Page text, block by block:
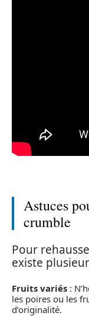
Astuces
crumble
Pour
existe
Fruits variés :
les poires ou les
d’originalité.